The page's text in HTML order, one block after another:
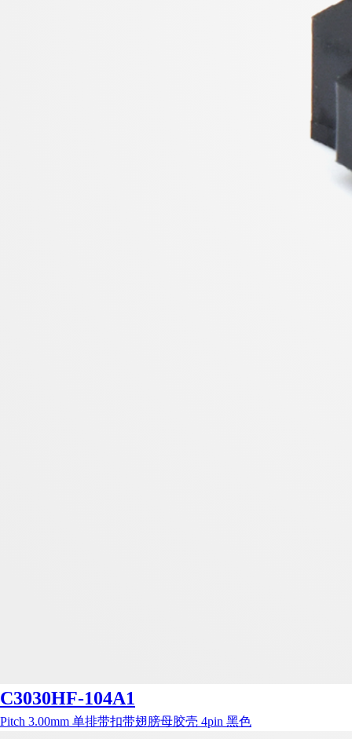
C3030HF-104A1
Pitch 3.00mm 单排带扣带翅膀母胶壳 4pin 黑色